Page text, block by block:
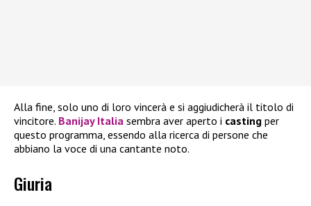
Alla fine, solo uno di loro vincerà e si aggiudicherà il titolo di
vincitore. Banijay Italia sembra aver aperto i casting per
questo programma, essendo alla ricerca di persone che
abbiano la voce di una cantante noto.
Giuria